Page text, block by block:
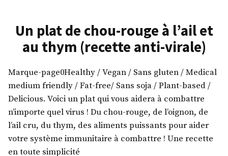
! »
de
terre
à
et
au
thym
!
Un plat de chou-rouge à l’ail et
au thym (recette anti-virale)
Marque-page0Healthy / Vegan / Sans gluten / Medical
medium friendly / Fat-free/ Sans soja / Plant-based /
Delicious. Voici un plat qui vous aidera à combattre
n’importe quel virus ! Du chou-rouge, de l’oignon, de
l’ail cru, du thym, des aliments puissants pour aider
votre système immunitaire à combattre ! Une recette
en toute simplicité